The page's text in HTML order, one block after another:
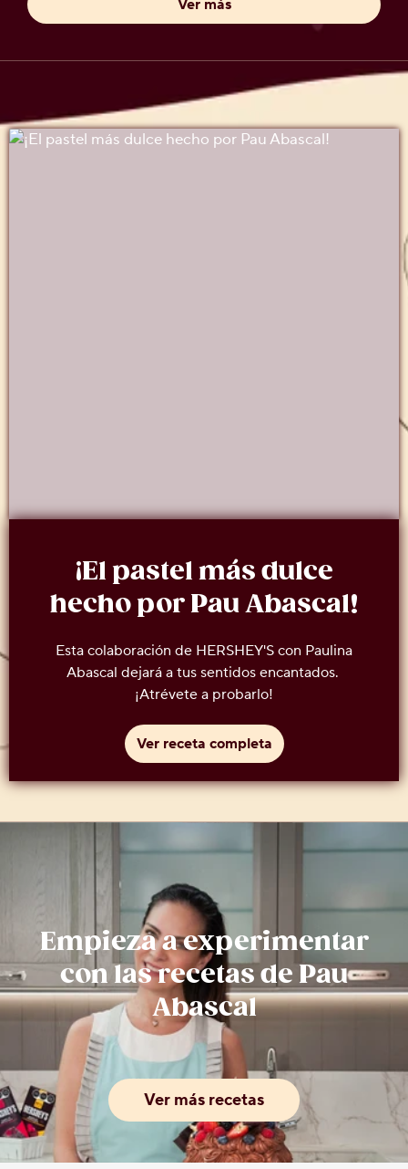
Ver más
¡El pastel más dulce
hecho por Pau Abascal!
Esta colaboración de HERSHEY'S con Paulina
Abascal dejará a tus sentidos encantados.
¡Atrévete a probarlo!
Ver receta completa
Empieza a experimentar
con las recetas de Pau
Abascal
Ver más recetas